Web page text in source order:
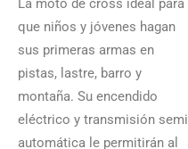
La moto de cross ideal para
que niños y jóvenes hagan
sus primeras armas en
pistas, lastre, barro y
montaña. Su encendido
eléctrico y transmisión semi
automática le permitirán al